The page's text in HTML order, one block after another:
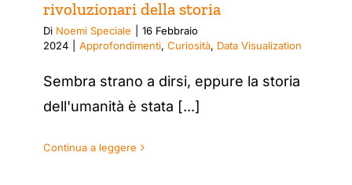
rivoluzionari della storia
Di Noemi Speciale
16 Febbraio
2024
Approfondimenti, Curiosità, Data Visualization
Sembra strano a dirsi, eppure la storia
dell'umanità è stata [...]
Continua a leggere